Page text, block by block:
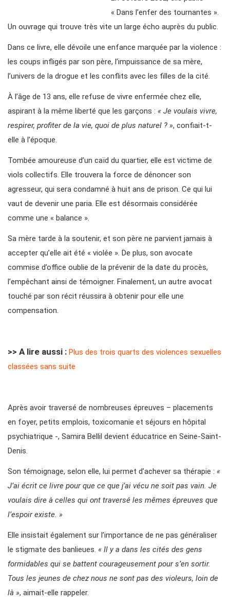
« Dans l’enfer des tournantes ».
Un ouvrage qui trouve très vite un large écho auprès du public.
Dans ce livre, elle dévoile une enfance marquée par la violence :
les coups infligés par son père, l’impuissance de sa mère,
l’univers de la drogue et les conflits avec les filles de la cité.
À l’âge de 13 ans, elle refuse de vivre enfermée chez elle,
aspirant à la même liberté que les garçons : « Je voulais vivre,
respirer, profiter de la vie, quoi de plus naturel ? », confiait-t-
elle à l’époque.
Tombée amoureuse d’un caïd du quartier, elle est victime de
viols collectifs. Elle trouvera la force de dénoncer son
agresseur, qui sera condamné à huit ans de prison. Ce qui lui
vaut de devenir une paria. Elle est désormais considérée
comme une « balance ».
Sa mère tarde à la soutenir, et son père ne parvient jamais à
accepter qu’elle ait été « violée ». De plus, son avocate
commise d’office oublie de la prévenir de la date du procès,
l’empêchant ainsi de témoigner. Finalement, un autre avocat
touché par son récit réussira à obtenir pour elle une
compensation.
>> A lire aussi : Plus des trois quarts des violences sexuelles
classées sans suite
Après avoir traversé de nombreuses épreuves – placements
en foyer, petits emplois, toxicomanie et séjours en hôpital
psychiatrique -, Samira Bellil devient éducatrice en Seine-Saint-
Denis.
Son témoignage, selon elle, lui permet d’achever sa thérapie : «
J’ai écrit ce livre pour que ce que j’ai vécu ne soit pas vain. Je
voulais dire à celles qui ont traversé les mêmes épreuves que
l’espoir existe. »
Elle insistait également sur l’importance de ne pas généraliser
le stigmate des banlieues. « Il y a dans les cités des gens
formidables qui se battent courageusement pour s’en sortir.
Tous les jeunes de chez nous ne sont pas des violeurs, loin de
là », aimait-elle rappeler.